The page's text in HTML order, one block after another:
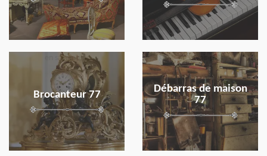
Brocanteur 77
en savoir plus
Débarras de maison
77
en savoir plus